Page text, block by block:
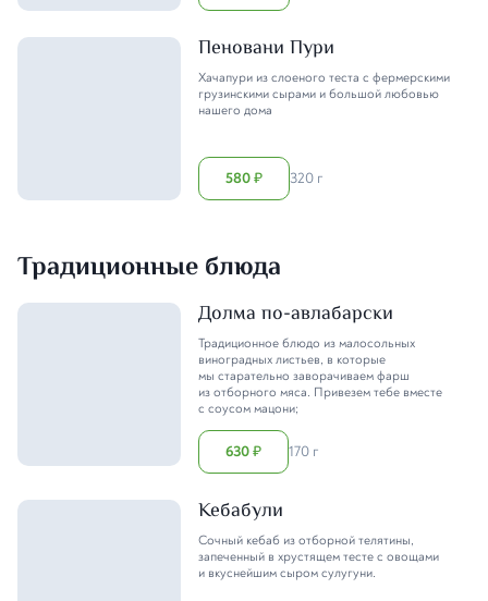
Пеновани Пури
Хачапури из слоеного теста с фермерскими
грузинскими сырами и большой любовью
нашего дома
580₽ 320 г
Традиционные блюда
Долма по-авлабарски
Традиционное блюдо из малосольных
виноградных листьев, в которые
мы старательно заворачиваем фарш
из отборного мяса. Привезем тебе вместе
с соусом мацони;
630₽ 170 г
Кебабули
Сочный кебаб из отборной телятины,
запеченный в хрустящем тесте с овощами
и вкуснейшим сыром сулугуни.